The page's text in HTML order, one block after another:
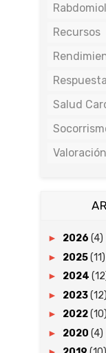
Recursos
Salud
► 2026 (4)
► 2025(11)
► 2024
► 2023(12)
► 2022(10)
► 2020 (4)